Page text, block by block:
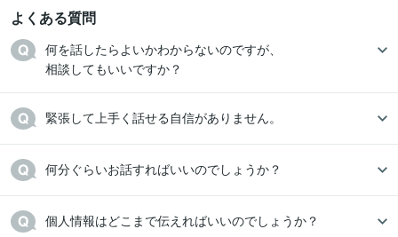
よくある質問
何を話したらよいかわからないのですが、
相談してもいいですか？
緊張して上手く話せる自信がありません。
何分ぐらいお話すればいいのでしょうか？
個人情報はどこまで伝えればいいのでしょうか？